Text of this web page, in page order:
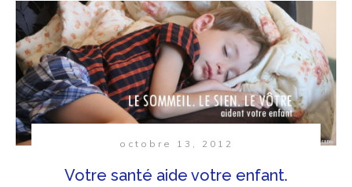
octobre 13, 2012
Votre santé aide votre enfant.